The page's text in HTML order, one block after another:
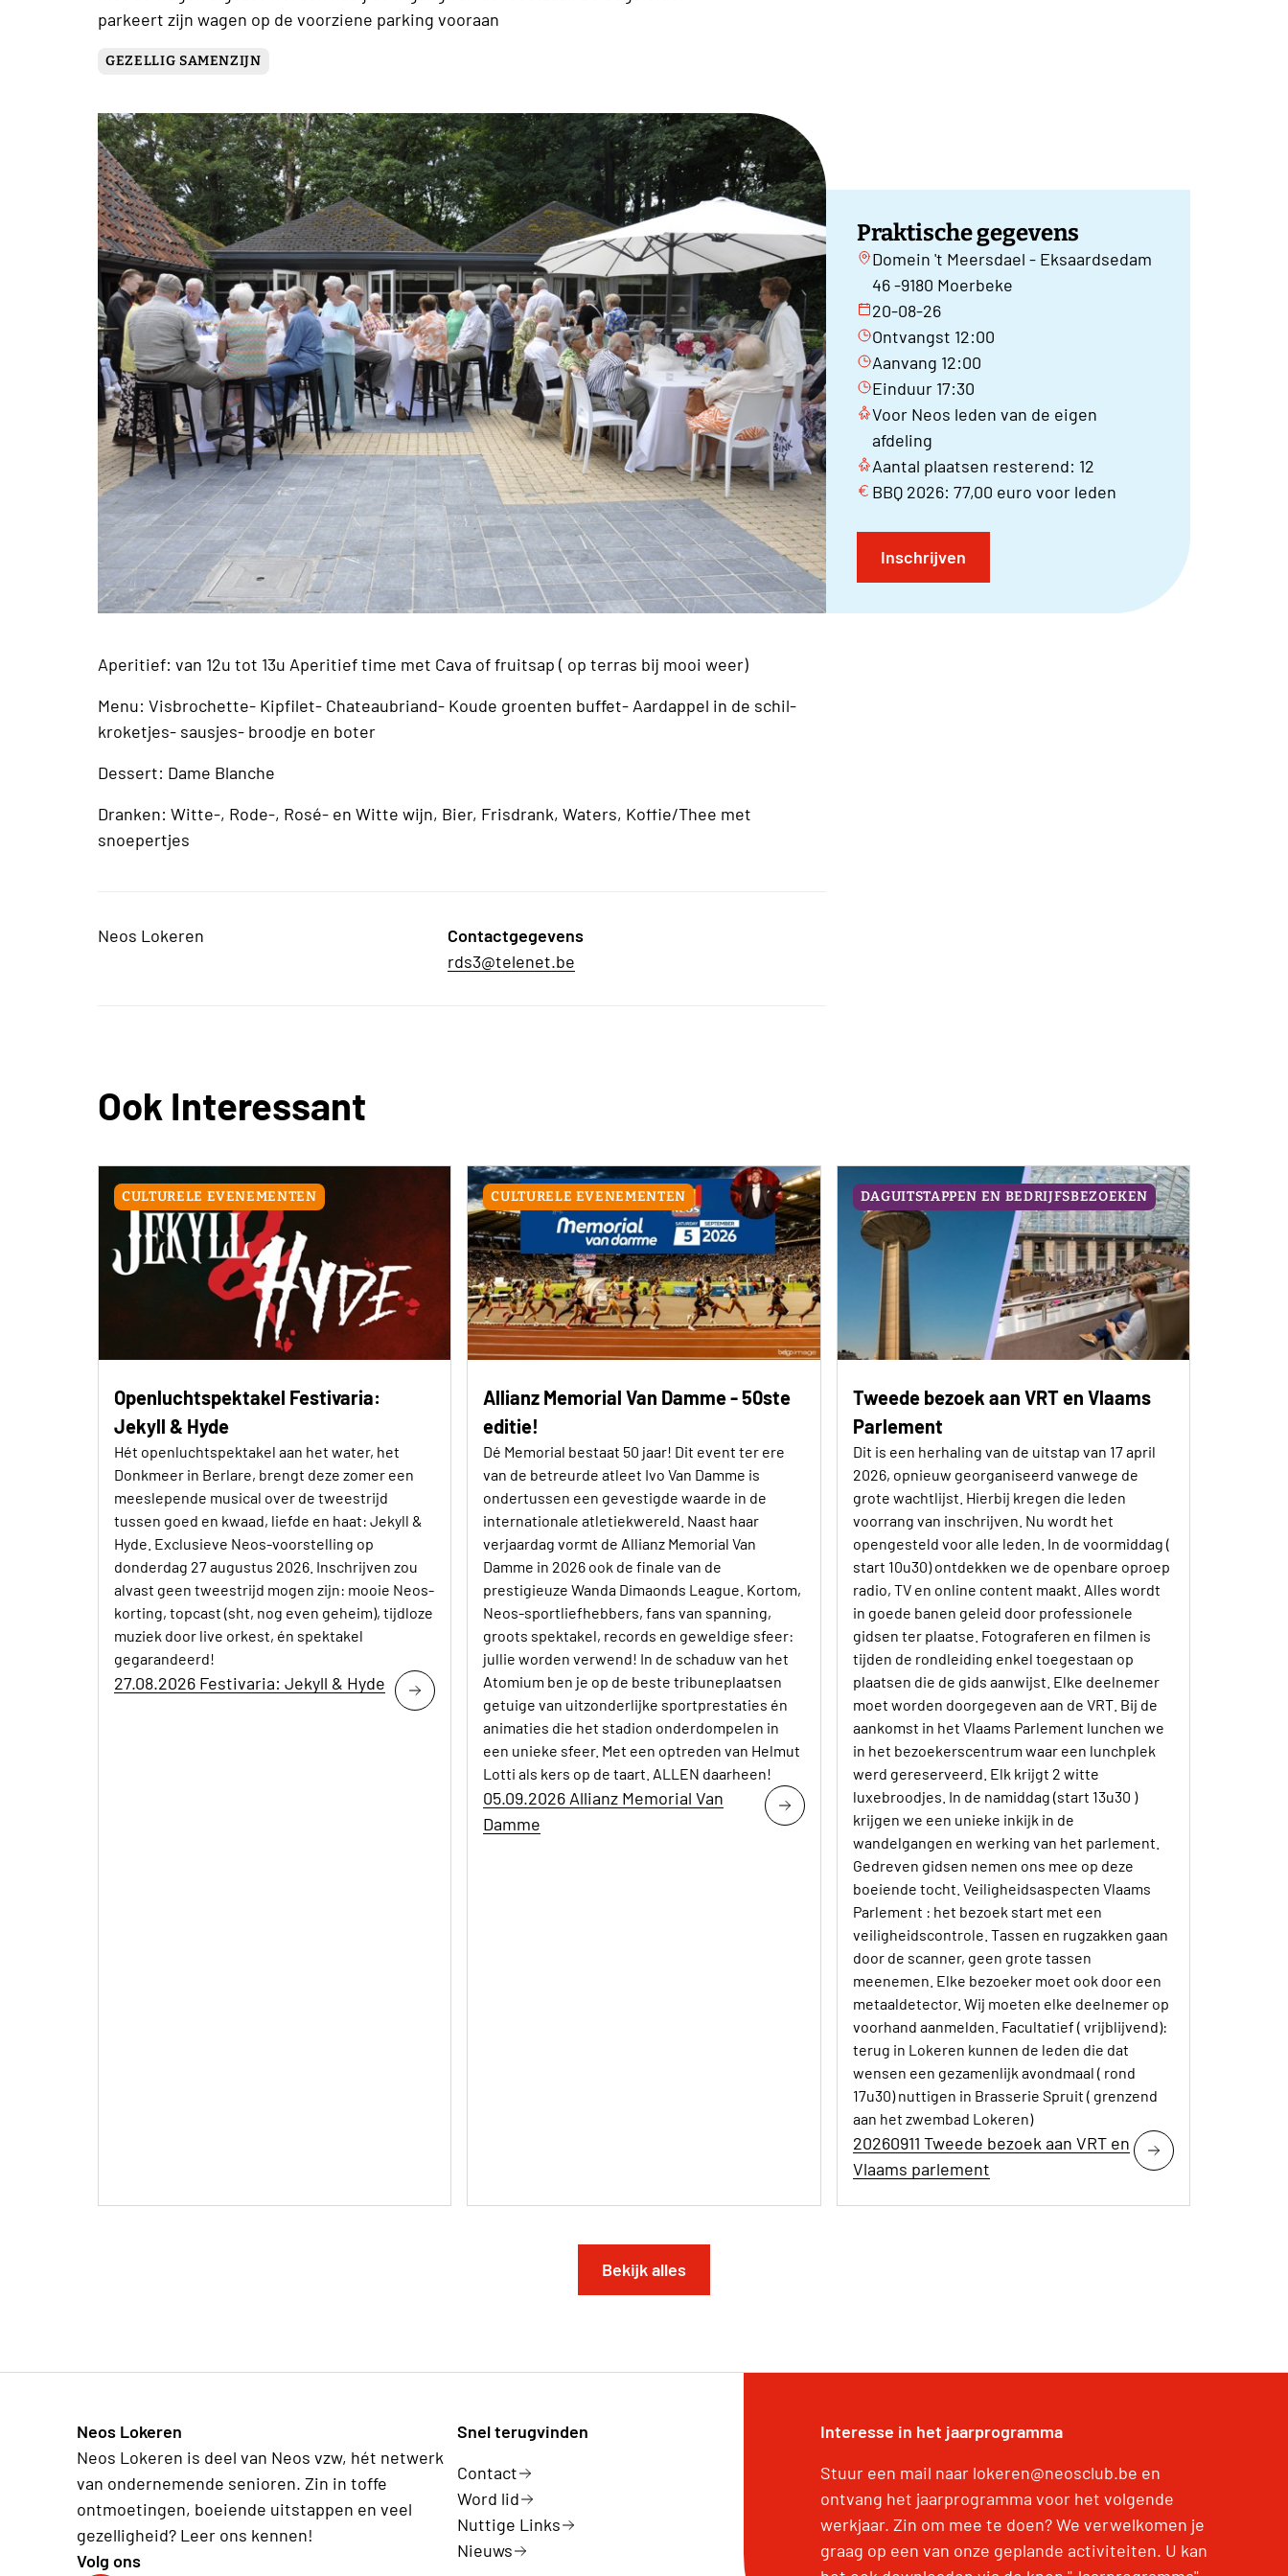
parkeert zijn wagen op de voorziene parking vooraan
GEZELLIG SAMENZIJN
Praktische gegevens
Domein 't Meersdael - Eksaardsedam
46 -9180 Moerbeke
20-08-26
Ontvangst 12:00
Aanvang 12:00
Einduur 17:30
Voor Neos leden van de eigen
afdeling
Aantal plaatsen resterend: 12
BBQ 2026: 77,00 euro voor leden
Inschrijven
Aperitief: van 12u tot 13u Aperitief time met Cava of fruitsap ( op terras bij mooi weer)
Menu: Visbrochette- Kipfilet- Chateaubriand- Koude groenten buffet- Aardappel in de schil-
kroketjes- sausjes- broodje en boter
Dessert: Dame Blanche
Dranken: Witte-, Rode-, Rosé- en Witte wijn, Bier, Frisdrank, Waters, Koffie/Thee met
snoepertjes
Neos Lokeren
Contactgegevens
rds3@telenet.be
Ook Interessant
CULTURELE EVENEMENTEN
Openluchtspektakel Festivaria:
Jekyll & Hyde
Hét openluchtspektakel aan het water, het
Donkmeer in Berlare, brengt deze zomer een
meeslepende musical over de tweestrijd
tussen goed en kwaad, liefde en haat: Jekyll &
Hyde. Exclusieve Neos-voorstelling op
donderdag 27 augustus 2026. Inschrijven zou
alvast geen tweestrijd mogen zijn: mooie Neos-
korting, topcast (sht, nog even geheim), tijdloze
muziek door live orkest, én spektakel
gegarandeerd!
27.08.2026 Festivaria: Jekyll & Hyde
CULTURELE EVENEMENTEN
Allianz Memorial Van Damme - 50ste
editie!
Dé Memorial bestaat 50 jaar! Dit event ter ere
van de betreurde atleet Ivo Van Damme is
ondertussen een gevestigde waarde in de
internationale atletiekwereld. Naast haar
verjaardag vormt de Allianz Memorial Van
Damme in 2026 ook de finale van de
prestigieuze Wanda Dimaonds League. Kortom,
Neos-sportliefhebbers, fans van spanning,
groots spektakel, records en geweldige sfeer:
jullie worden verwend! In de schaduw van het
Atomium ben je op de beste tribuneplaatsen
getuige van uitzonderlijke sportprestaties én
animaties die het stadion onderdompelen in
een unieke sfeer. Met een optreden van Helmut
Lotti als kers op de taart. ALLEN daarheen!
05.09.2026 Allianz Memorial Van
Damme
DAGUITSTAPPEN EN BEDRIJFSBEZOEKEN
Tweede bezoek aan VRT en Vlaams
Parlement
Dit is een herhaling van de uitstap van 17 april
2026, opnieuw georganiseerd vanwege de
grote wachtlijst. Hierbij kregen die leden
voorrang van inschrijven. Nu wordt het
opengesteld voor alle leden. In de voormiddag (
start 10u30) ontdekken we de openbare oproep
radio, TV en online content maakt. Alles wordt
in goede banen geleid door professionele
gidsen ter plaatse. Fotograferen en filmen is
tijden de rondleiding enkel toegestaan op
plaatsen die de gids aanwijst. Elke deelnemer
moet worden doorgegeven aan de VRT. Bij de
aankomst in het Vlaams Parlement lunchen we
in het bezoekerscentrum waar een lunchplek
werd gereserveerd. Elk krijgt 2 witte
luxebroodjes. In de namiddag (start 13u30 )
krijgen we een unieke inkijk in de
wandelgangen en werking van het parlement.
Gedreven gidsen nemen ons mee op deze
boeiende tocht. Veiligheidsaspecten Vlaams
Parlement : het bezoek start met een
veiligheidscontrole. Tassen en rugzakken gaan
door de scanner, geen grote tassen
meenemen. Elke bezoeker moet ook door een
metaaldetector. Wij moeten elke deelnemer op
voorhand aanmelden. Facultatief ( vrijblijvend):
terug in Lokeren kunnen de leden die dat
wensen een gezamenlijk avondmaal ( rond
17u30) nuttigen in Brasserie Spruit ( grenzend
aan het zwembad Lokeren)
20260911 Tweede bezoek aan VRT en
Vlaams parlement
Bekijk alles
Neos Lokeren
Neos Lokeren is deel van Neos vzw, hét netwerk
van ondernemende senioren. Zin in toffe
ontmoetingen, boeiende uitstappen en veel
gezelligheid? Leer ons kennen!
Volg ons
Snel terugvinden
Contact
Word lid
Nuttige Links
Nieuws
Interesse in het jaarprogramma
Stuur een mail naar lokeren@neosclub.be en
ontvang het jaarprogramma voor het volgende
werkjaar. Zin om mee te doen? We verwelkomen je
graag op een van onze geplande activiteiten. U kan